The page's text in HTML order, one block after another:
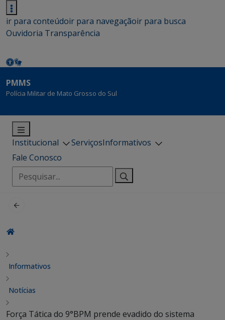
ir para conteúdoir para navegaçãoir para busca
Ouvidoria Transparência
PMMS
Polícia Militar de Mato Grosso do Sul
Institucional ServiçosInformativos
Fale Conosco
Pesquisar
por:
Informativos
Notícias
Força Tática do 9°BPM prende evadido do sistema